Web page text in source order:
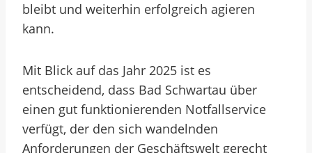
bleibt und weiterhin erfolgreich agieren
kann.
Mit Blick auf das Jahr 2025 ist es
entscheidend, dass Bad Schwartau über
einen gut funktionierenden Notfallservice
verfügt, der den sich wandelnden
Anforderungen der Geschäftswelt gerecht